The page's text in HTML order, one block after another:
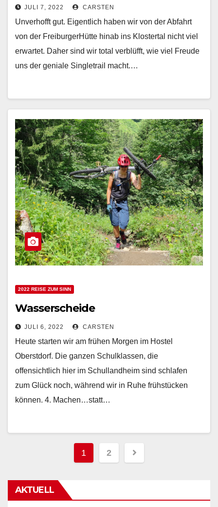
JULI 7, 2022 CARSTEN
Unverhofft gut. Eigentlich haben wir von der Abfahrt
von der FreiburgerHütte hinab ins Klostertal nicht viel
erwartet. Daher sind wir total verblüfft, wie viel Freude
uns der geniale Singletrail macht.…
2022 REISE ZUM SINN
Wasserscheide
JULI 6, 2022 CARSTEN
Heute starten wir am frühen Morgen im Hostel
Oberstdorf. Die ganzen Schulklassen, die
offensichtlich hier im Schullandheim sind schlafen
zum Glück noch, während wir in Ruhe frühstücken
können. 4. Machen…statt…
Beitragsnavigation
1 2
AKTUELL